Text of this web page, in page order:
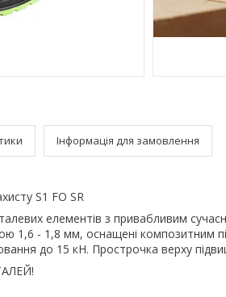
Інформація для замовлення
S1 FO SR
елементів з привабливим
1,6 - 1,8 мм, оснащені композитним
до 15 кН. Прострочка верху